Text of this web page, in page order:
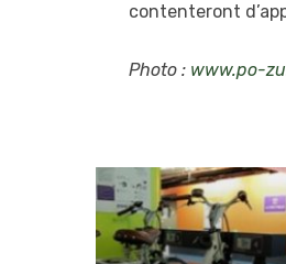
contenteront
Photo : www.po-